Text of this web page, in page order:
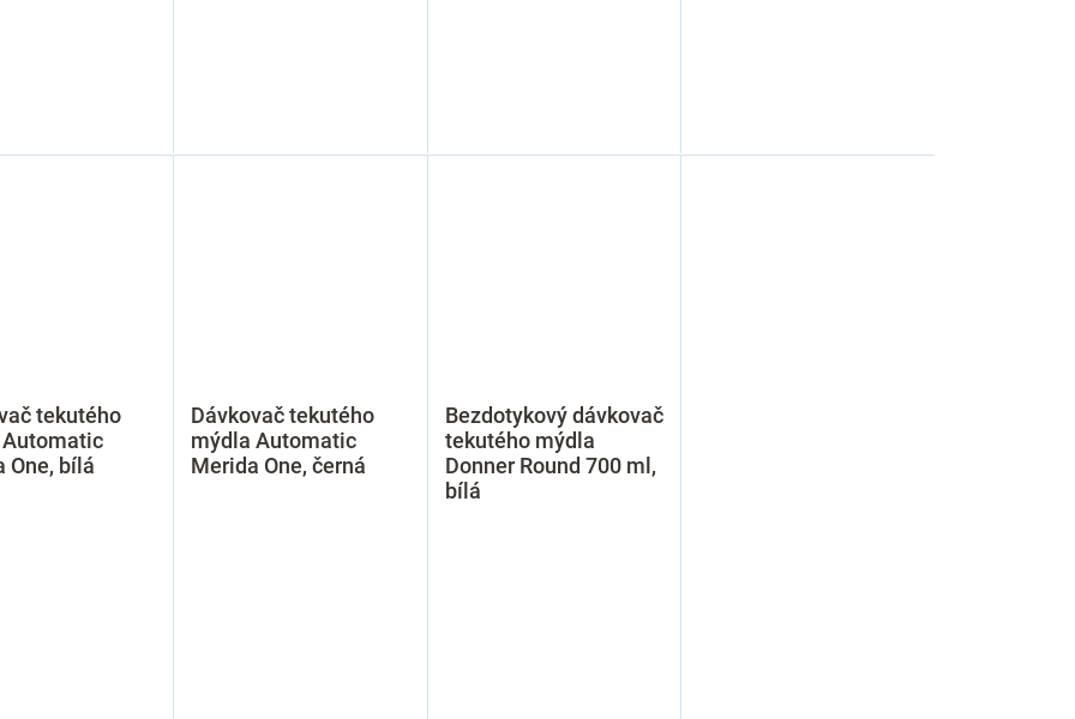
tekutého
One, bílá
Dávkovač tekutého
mýdla Automatic
Merida One, černá
Bezdotykový dávkovač
tekutého mýdla
Donner Round 700 ml,
bílá